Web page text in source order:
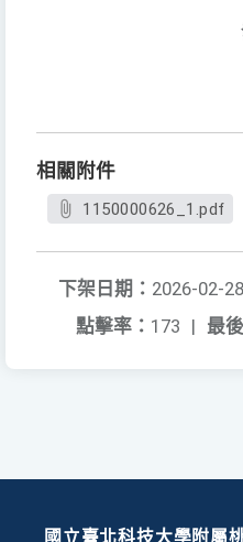
相關附件
1150000626_1.pdf
下架日期： 2026-02-28
最
點擊率： 173 |
國立臺北科技大學附屬